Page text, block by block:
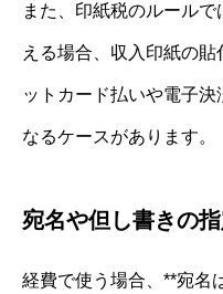
また、印紙税のルール
える場合、収入印紙の
ットカード払いや電子
なるケースがあります。
宛名や但し書きの
経費で使う場合、**宛名